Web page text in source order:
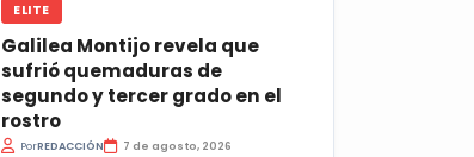
ELITE
Galilea Montijo revela que
sufrió quemaduras de
segundo y tercer grado en el
rostro
PorREDACCIÓN 7 de agosto, 2026